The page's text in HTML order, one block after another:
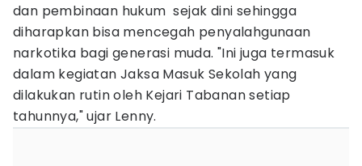
dan pembinaan hukum sejak dini sehingga
diharapkan bisa mencegah penyalahgunaan
narkotika bagi generasi muda. "Ini juga termasuk
dalam kegiatan Jaksa Masuk Sekolah yang
dilakukan rutin oleh Kejari Tabanan setiap
tahunnya," ujar Lenny.